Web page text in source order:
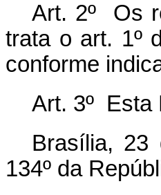
Art. 2º Os
trata o art. 1º
conforme
Art. 3º Esta
Brasília, 23
134º da